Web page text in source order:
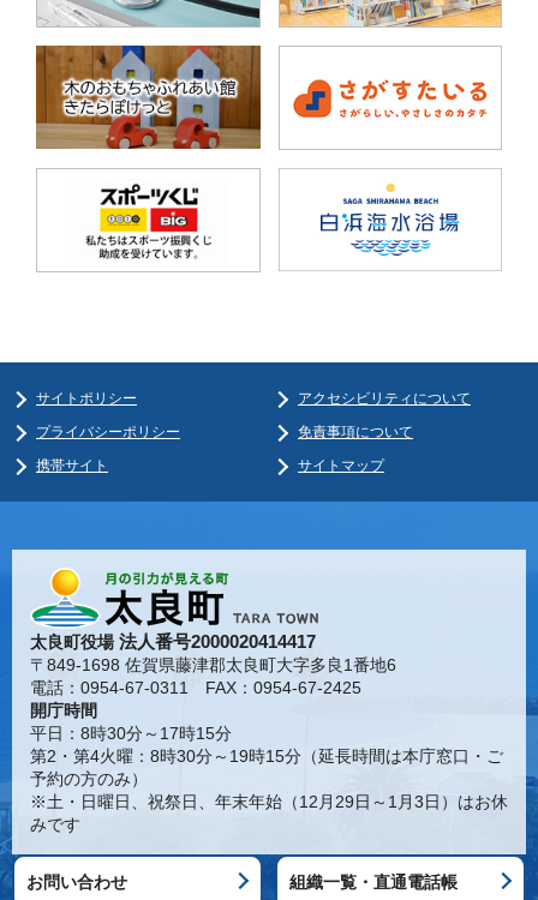
サイトポリシー
アクセシビリティについて
プライバシーポリシー
免責事項について
携帯サイト
サイトマップ
太良町役場法人番号2000020414417
〒849-1698 佐賀県藤津郡太良町大字多良1番地6
電話：0954-67-0311 FAX：0954-67-2425
開庁時間
平日：8時30分～17時15分
第2・第4火曜：8時30分～19時15分（延長時間は本庁窓口・ご
予約の方のみ）
※土・日曜日、祝祭日、年末年始（12月29日～1月3日）はお休
みです
お問い合わせ 組織一覧・直通電話帳